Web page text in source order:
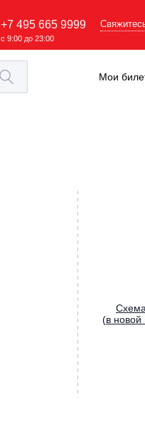
+7 495 665 9999
с 9:00 до 23:00
Мои
(в новой